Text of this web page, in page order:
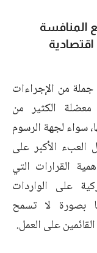
المنافسة
من الإجراءات
الكثير من
سواء لجهة الرسوم
العبء الأكبر على
القرارات التي
على الواردات
بصورة لا تسمح
على العمل.